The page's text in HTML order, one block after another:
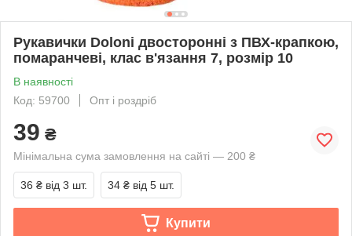
Рукавички Doloni двосторонні з ПВХ-крапкою,
помаранчеві, клас в'язання 7, розмір 10
В наявності
Код: 59700
Опт і роздріб
39 ₴
Мінімальна сума замовлення на сайті — 200 ₴
36 ₴ від 3 шт. 34 ₴ від 5 шт.
Купити